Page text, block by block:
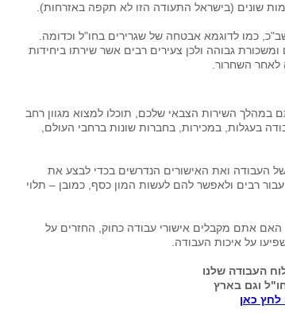
שונים (בישראל התעודה הזו לא תקפה באזרחות).
כמו לדוגמא אבטחה של שגרירים בחו"ל וכדומה.
גבוהה ולכן צעירים רבים אשר שירתו ביחידות
לאחר השחרור.
במהלך השירות הצבאי שלכם, תוכלו למצוא מגוון רחב
בעגלות, במכירות, בחברות שונות ברחבי העולם,
העבודה ואת האישורים הנדרשים בכדי לבצע את
רבים ולאפשר להם לעשות המון כסף, כמובן – תלוי
האם אתם מקבלים אישורי עבודה כחוק, החזרים על
על איכות העבודה.
העבודה שלנו
וגם בארץ
לחץ כאן